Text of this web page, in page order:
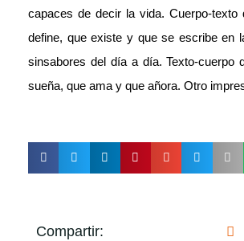
capaces de decir la vida. Cuerpo-texto
define, que existe y que se escribe en
sinsabores del día a día. Texto-cuerpo
sueña, que ama y que añora. Otro
Compartir: